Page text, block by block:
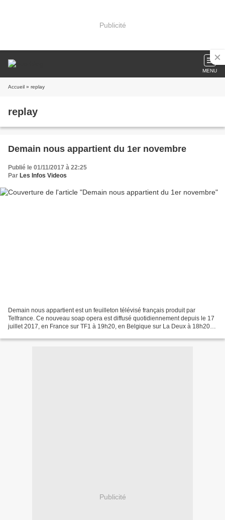
Publicité
MENU
Accueil » replay
replay
Demain nous appartient du 1er novembre
Publié le 01/11/2017 à 22:25
Par Les Infos Videos
Demain nous appartient est un feuilleton télévisé français produit par
Telfrance. Ce nouveau soap opera est diffusé quotidiennement depuis le 17
juillet 2017, en France sur TF1 à 19h20, en Belgique sur La Deux à 18h20,
Publicité